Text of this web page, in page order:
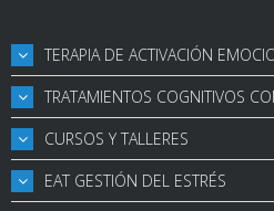
TERAPIA DE ACTIVACIÓN
TRATAMIENTOS COGNITIVOS
CURSOS Y TALLERES
EAT GESTIÓN DEL ESTRÉS